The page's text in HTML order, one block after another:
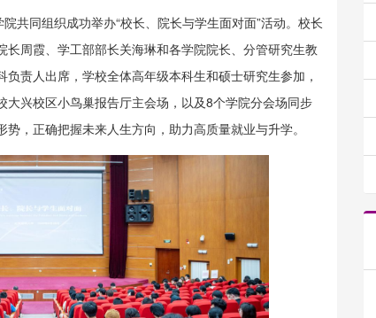
共同组织成功举办“校长、院长与学生面对面”活动。校长
周霞、学工部部长关海琳和各学院院长、分管研究生教
责人出席，学校全体高年级本科生和硕士研究生参加，
兴校区小鸟巢报告厅主会场，以及8个学院分会场同步
，正确把握未来人生方向，助力高质量就业与升学。